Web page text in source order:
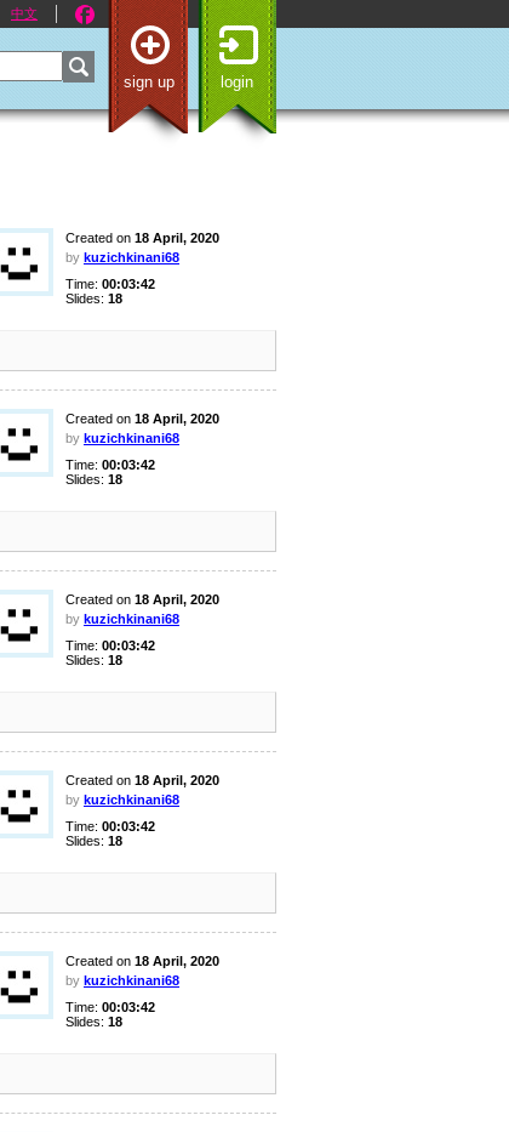
中文
sign up login
Created on 18 April, 2020
by kuzichkinani68
Time: 00:03:42
Slides: 18
Created on 18 April, 2020
by kuzichkinani68
Time: 00:03:42
Slides: 18
Created on 18 April, 2020
by kuzichkinani68
Time: 00:03:42
Slides: 18
Created on 18 April, 2020
by kuzichkinani68
Time: 00:03:42
Slides: 18
Created on 18 April, 2020
by kuzichkinani68
Time: 00:03:42
Slides: 18